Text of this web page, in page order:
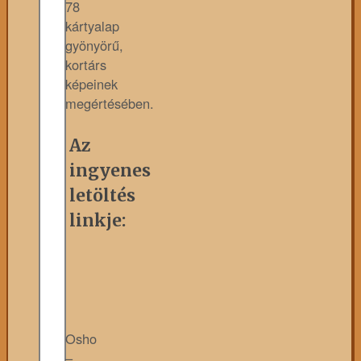
78
kártyalap
gyönyörű,
kortárs
képeinek
megértésében.
Az
ingyenes
letöltés
linkje:
Osho